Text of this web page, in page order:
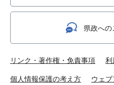
県政への
リンク・著作権・免責事項 利
個人情報保護の考え方 ウェ